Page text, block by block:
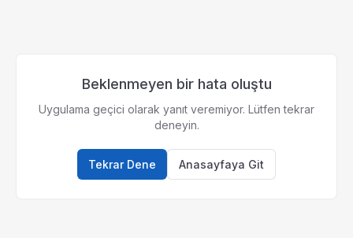
Beklenmeyen bir hata oluştu
Uygulama geçici olarak yanıt veremiyor. Lütfen tekrar
deneyin.
Tekrar Dene Anasayfaya Git